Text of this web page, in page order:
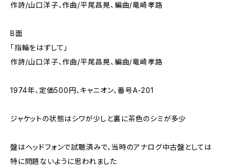
作詩/山口洋子、作曲/平尾昌晃、編曲/竜崎孝路
B面
「指輪をはずして」
作詩/山口洋子、作曲/平尾昌晃、編曲/竜崎孝路
1974年、定価500円、キャニオン、番号A-201
ジャケットの状態はシワが少しと裏に茶色のシミが多少
盤はヘッドフォンで試聴済みで、当時のアナログ中古盤としては
特に問題ないように思われました